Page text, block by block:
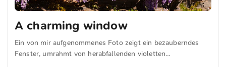
A charming window
Ein von mir aufgenommenes Foto zeigt ein bezauberndes
Fenster, umrahmt von herabfallenden violetten